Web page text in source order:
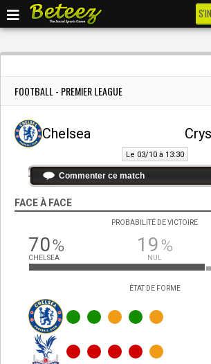
FOOTBALL - PREMIER LEAGUE
Chelsea
Le 03/10 à 13:30
Commenter ce match
FACE À FACE
PROBABILITÉ DE VICTOIRE
70%
CHELSEA
19%
NUL
ÉTAT DE FORME